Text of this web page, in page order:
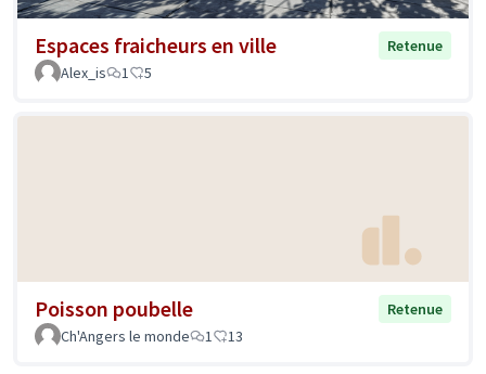
Espaces fraicheurs en ville
Retenue
Alex_is
1 5
Poisson poubelle
Retenue
Ch'Angers le monde
1 13